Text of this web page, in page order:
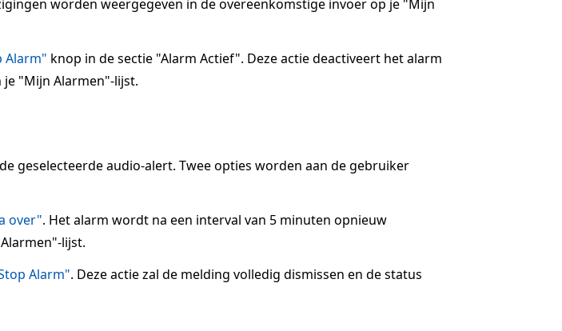
worden weergegeven in de overeenkomstige invoer op je "Mijn
Alarm" knop in de sectie "Alarm Actief". Deze actie deactiveert het alarm
"Mijn Alarmen"-lijst.
geselecteerde audio-alert. Twee opties worden aan de gebruiker
over". Het alarm wordt na een interval van 5 minuten opnieuw
lijst.
Alarm". Deze actie zal de melding volledig dismissen en de status